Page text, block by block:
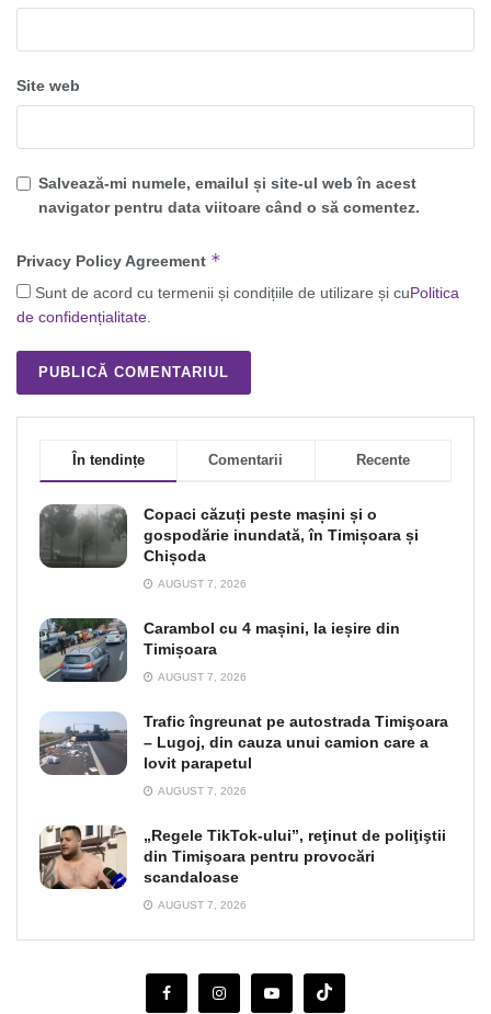
Site web
Salvează-mi numele, emailul și site-ul web în acest
navigator pentru data viitoare când o să comentez.
Privacy Policy Agreement *
Sunt de acord cu termenii și condițiile de utilizare și cuPolitica
de confidențialitate.
În tendințe Comentarii Recente
Copaci căzuți peste mașini și o
gospodărie inundată, în Timișoara și
Chișoda
AUGUST 7, 2026
Carambol cu 4 mașini, la ieșire din
Timișoara
AUGUST 7, 2026
Trafic îngreunat pe autostrada Timişoara
– Lugoj, din cauza unui camion care a
lovit parapetul
AUGUST 7, 2026
„Regele TikTok-ului”, reţinut de poliţiştii
din Timişoara pentru provocări
scandaloase
AUGUST 7, 2026